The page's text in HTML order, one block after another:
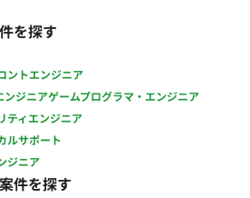
を探す
ントエンジニア
ジニアゲームプログラマ・エンジニア
ティエンジニア
ルサポート
ジニア
件を探す